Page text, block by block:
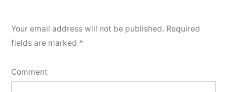
Your email address will not be published. Required
fields are marked *
Comment